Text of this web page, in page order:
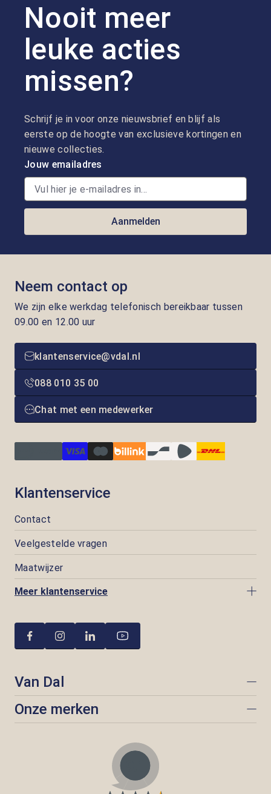
Nooit meer
leuke acties
missen?
Schrijf je in voor onze nieuwsbrief en blijf als
eerste op de hoogte van exclusieve kortingen en
nieuwe collecties.
Jouw emailadres
Aanmelden
Neem contact op
We zijn elke werkdag telefonisch bereikbaar tussen
09.00 en 12.00 uur
klantenservice@vdal.nl
088 010 35 00
Chat met een medewerker
Klantenservice
Contact
Veelgestelde vragen
Maatwijzer
Meer klantenservice
Van Dal
Onze merken